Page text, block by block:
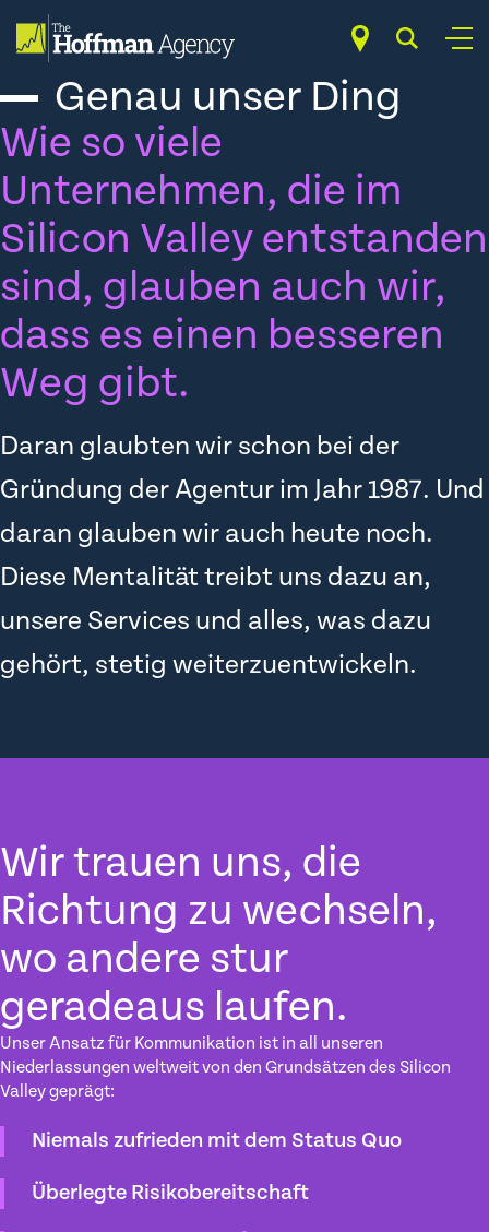
Inhalt
springen
Genau unser Ding
Wie so viele
Unternehmen, die im
Silicon Valley entstanden
sind, glauben auch wir,
dass es einen besseren
Weg gibt.
Daran glaubten wir schon bei der
Gründung der Agentur im Jahr 1987. Und
daran glauben wir auch heute noch.
Diese Mentalität treibt uns dazu an,
unsere Services und alles, was dazu
gehört, stetig weiterzuentwickeln.
Wir trauen uns, die
Richtung zu wechseln,
wo andere stur
geradeaus laufen.
Unser Ansatz für Kommunikation ist in all unseren
Niederlassungen weltweit von den Grundsätzen des Silicon
Valley geprägt:
Niemals zufrieden mit dem Status Quo
Überlegte Risikobereitschaft